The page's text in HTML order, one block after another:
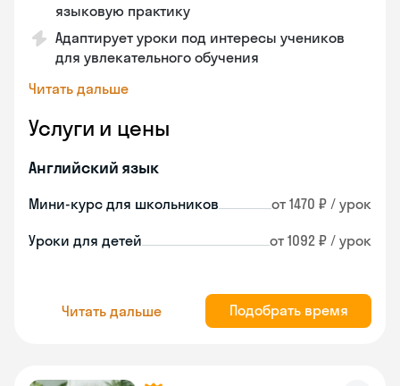
языковую практику
Адаптирует уроки под интересы учеников
для увлекательного обучения
Читать дальше
Услуги и цены
Английский язык
Мини-курс для школьников от 1470 ₽ / урок
Уроки для детей от 1092 ₽ / урок
Читать дальше Подобрать время